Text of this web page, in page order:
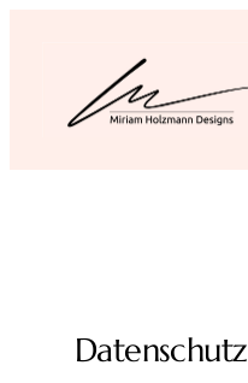
Datenschutz